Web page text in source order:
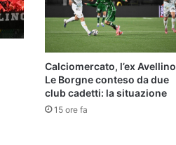
Calciomercato, l’ex Avellino
Le Borgne conteso da due
club cadetti: la situazione
15 ore fa